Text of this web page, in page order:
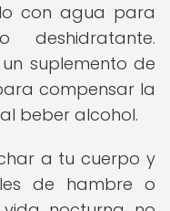
con agua para
deshidratante.
suplemento de
compensar la
beber alcohol.
a tu cuerpo y
de hambre o